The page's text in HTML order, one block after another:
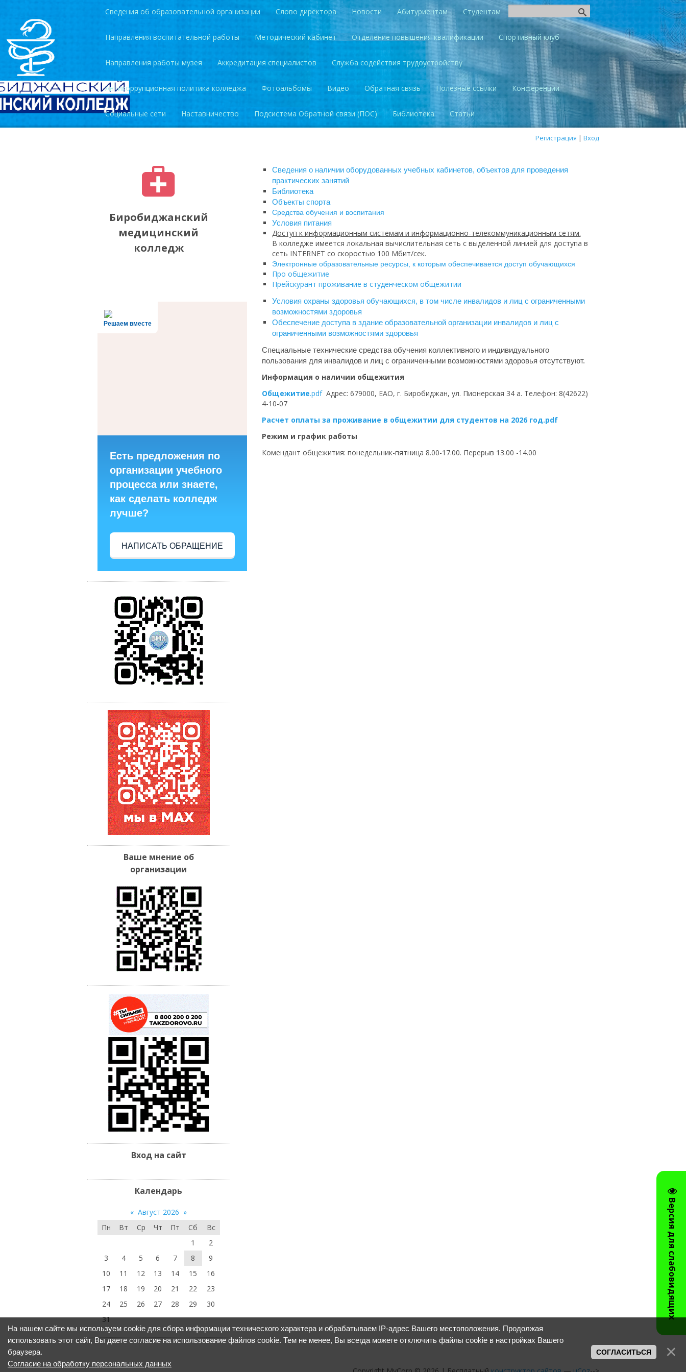
Версия для слабовидящих
Сведения об образовательной организации Слово директора Новости Абитуриентам Студентам
Направления воспитательной работы Методический кабинет Отделение повышения квалификации Спортивный клуб
Направления работы музея Аккредитация специалистов Служба содействия трудоустройству
Антикоррупционная политика колледжа Фотоальбомы Видео Обратная связь Полезные ссылки Конференции
Социальные сети Наставничество Подсистема Обратной связи (ПОС) Библиотека Статьи
Регистрация | Вход
Биробиджанский
медицинский
колледж
Сведения о наличии оборудованных учебных кабинетов, объектов для проведения
практических занятий
Библиотека
Объекты спорта
Средства обучения и воспитания
Условия питания
Доступ к информационным системам и информационно-телекоммуникационным сетям.
В колледже имеется локальная вычислительная сеть с выделенной линией для доступа в
сеть INTERNET со скоростью 100 Мбит/сек.
Электронные образовательные ресурсы, к которым обеспечивается доступ обучающихся
Про общежитие
Прейскурант проживание в студенческом общежитии
Условия охраны здоровья обучающихся, в том числе инвалидов и лиц с ограниченными
возможностями здоровья
Обеспечение доступа в здание образовательной организации инвалидов и лиц с
ограниченными возможностями здоровья
Специальные технические средства обучения коллективного и индивидуального
пользования для инвалидов и лиц с ограниченными возможностями здоровья отсутствуют.
Информация о наличии общежития
Общежитие.pdfАдрес: 679000, ЕАО, г. Биробиджан, ул. Пионерская 34 а. Телефон: 8(42622)
4-10-07
Расчет оплаты за проживание в общежитии для студентов на 2026 год.pdf
Режим и график работы
Комендант общежития: понедельник-пятница 8.00-17.00. Перерыв 13.00 -14.00
Решаем вместе
Есть предложения по
организации учебного
процесса или знаете,
как сделать колледж
лучше?
НАПИСАТЬ ОБРАЩЕНИЕ
Ваше мнение об
организации
Вход на сайт
Календарь
« Август 2026 »
Пн
Вт Ср Чт Пт Сб
Вс
1
2
3
4 5 6 7 8
9
10
11 12 13 14 15
16
17
18 19 20 21 22
23
24
25 26 27 28 29
30
31
На нашем сайте мы используем cookie для сбора информации технического характера и обрабатываем IP-адрес Вашего местоположения. Продолжая
использовать этот сайт, Вы даете согласие на использование файлов cookie. Тем не менее, Вы всегда можете отключить файлы cookie в настройках Вашего
браузера.
Согласие на обработку персональных данных
СОГЛАСИТЬСЯ